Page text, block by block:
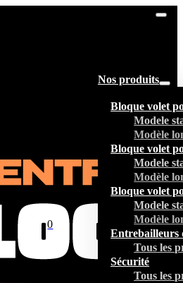
Nos produits
Bloque volet
Modele
Modèle
Bloque volet
Modele
Modèle
Bloque volet
Modele
Modèle
Entrebailleurs
Tous les
Sécurité
Tous les
0